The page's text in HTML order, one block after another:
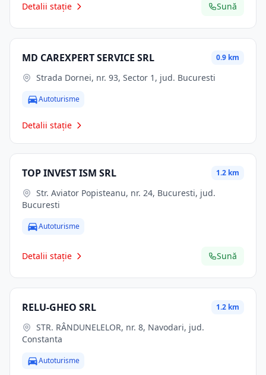
Detalii stație Sună
MD CAREXPERT SERVICE SRL 0.9 km
Strada Dornei, nr. 93, Sector 1, jud. Bucuresti
Autoturisme
Detalii stație
TOP INVEST ISM SRL 1.2 km
Bucuresti
Autoturisme
Detalii stație Sună
RELU-GHEO SRL 1.2 km
Constanta
Autoturisme